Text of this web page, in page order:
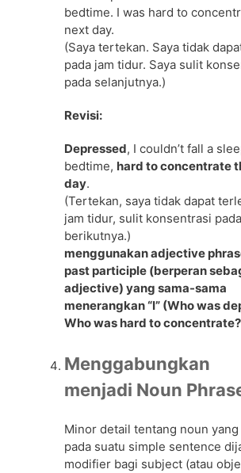
bedtime. I was hard to
next day.
(Saya tertekan. Saya tidak
pada jam tidur. Saya sulit
pada selanjutnya.)
Revisi:
Depressed, I couldn’t fall a
bedtime, hard to concentrate
day.
(Tertekan, saya tidak dapat
jam tidur, sulit konsentrasi
berikutnya.)
menggunakan adjective
past participle (berperan
adjective) yang sama-sama
menerangkan “I” (Who was
Who was hard to
Menggabungkan
menjadi Noun
Minor detail tentang noun
pada suatu simple sentence
modifier bagi subject (atau